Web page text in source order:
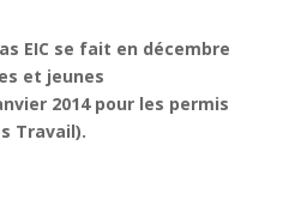
EIC se fait en décembre
et jeunes
2014 pour les permis
Travail).